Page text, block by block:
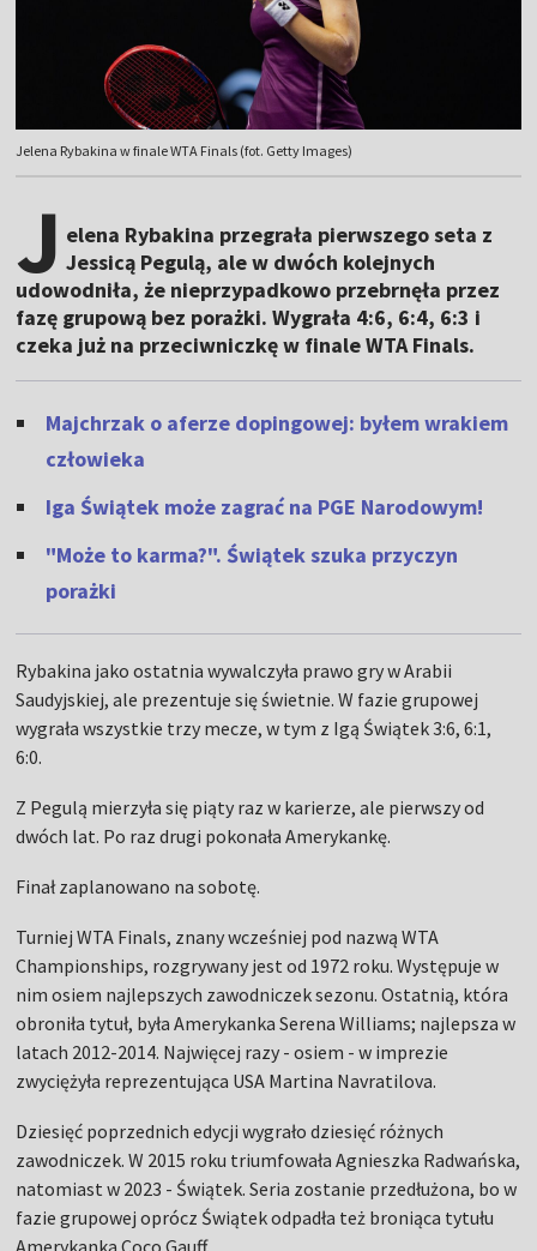
Jelena Rybakina w finale WTA Finals (fot. Getty Images)
J elena Rybakina przegrała pierwszego seta z
Jessicą Pegulą, ale w dwóch kolejnych
udowodniła, że nieprzypadkowo przebrnęła przez
fazę grupową bez porażki. Wygrała 4:6, 6:4, 6:3 i
czeka już na przeciwniczkę w finale WTA Finals.
Majchrzak o aferze dopingowej: byłem wrakiem
człowieka
Iga Świątek może zagrać na PGE Narodowym!
"Może to karma?". Świątek szuka przyczyn
porażki
Rybakina jako ostatnia wywalczyła prawo gry w Arabii
Saudyjskiej, ale prezentuje się świetnie. W fazie grupowej
wygrała wszystkie trzy mecze, w tym z Igą Świątek 3:6, 6:1,
6:0.
Z Pegulą mierzyła się piąty raz w karierze, ale pierwszy od
dwóch lat. Po raz drugi pokonała Amerykankę.
Finał zaplanowano na sobotę.
Turniej WTA Finals, znany wcześniej pod nazwą WTA
Championships, rozgrywany jest od 1972 roku. Występuje w
nim osiem najlepszych zawodniczek sezonu. Ostatnią, która
obroniła tytuł, była Amerykanka Serena Williams; najlepsza w
latach 2012-2014. Najwięcej razy - osiem - w imprezie
zwyciężyła reprezentująca USA Martina Navratilova.
Dziesięć poprzednich edycji wygrało dziesięć różnych
zawodniczek. W 2015 roku triumfowała Agnieszka Radwańska,
natomiast w 2023 - Świątek. Seria zostanie przedłużona, bo w
fazie grupowej oprócz Świątek odpadła też broniąca tytułu